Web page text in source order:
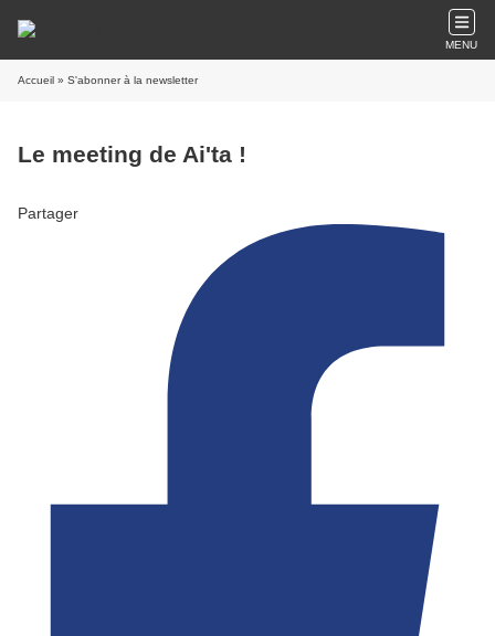
MENU
Accueil » S'abonner à la newsletter
Le meeting de Ai'ta !
Partager